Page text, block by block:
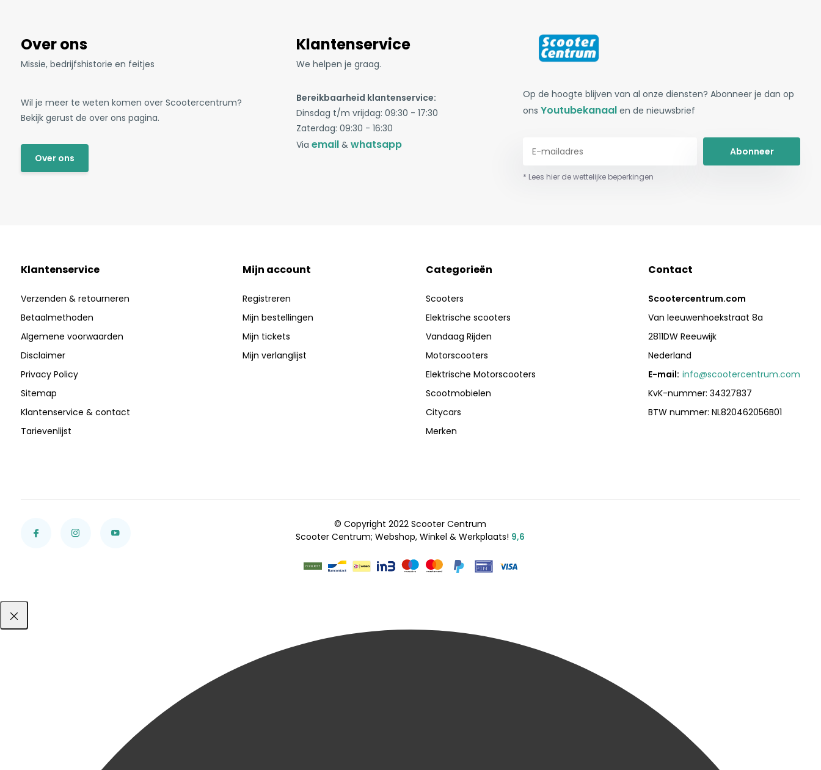
Over ons
Missie, bedrijfshistorie en feitjes
Wil je meer te weten komen over Scootercentrum?
Bekijk gerust de over ons pagina.
Over ons
Klantenservice
We helpen je graag.
Bereikbaarheid klantenservice:
Dinsdag t/m vrijdag: 09:30 - 17:30
Zaterdag: 09:30 - 16:30
Via email& whatsapp
Op de hoogte blijven van al onze diensten? Abonneer je dan op
onsYoutubekanaal en de nieuwsbrief
Abonneer
* Lees hier de wettelijke beperkingen
Klantenservice
Verzenden & retourneren
Betaalmethoden
Algemene voorwaarden
Disclaimer
Privacy Policy
Sitemap
Klantenservice & contact
Tarievenlijst
Mijn account
Registreren
Mijn bestellingen
Mijn tickets
Mijn verlanglijst
Categorieën
Scooters
Elektrische scooters
Vandaag Rijden
Motorscooters
Elektrische Motorscooters
Scootmobielen
Citycars
Merken
Contact
Scootercentrum.com
Van leeuwenhoekstraat 8a
2811DW Reeuwijk
Nederland
E-mail: info@scootercentrum.com
KvK-nummer: 34327837
BTW nummer: NL820462056B01
© Copyright 2022 Scooter Centrum
Scooter Centrum; Webshop, Winkel & Werkplaats! 9,6